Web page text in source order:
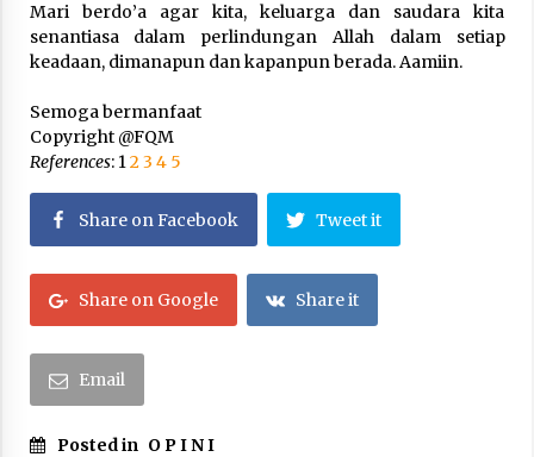
Mari berdo’a agar kita, keluarga dan saudara kita
senantiasa dalam perlindungan Allah dalam setiap
keadaan, dimanapun dan kapanpun berada. Aamiin.
Semoga bermanfaat
Copyright @FQM
References: 123 4 5
Share on Facebook Tweet it
Share on Google Share it
Email
Posted in O P I N I